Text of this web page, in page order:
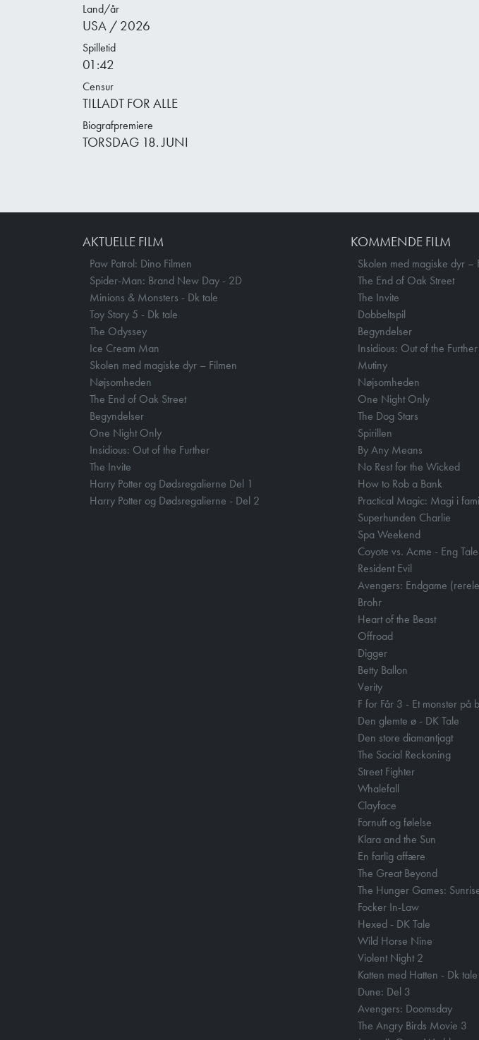
Land/år
USA / 2026
Spilletid
01:42
Censur
TILLADT FOR ALLE
Biografpremiere
TORSDAG 18. JUNI
AKTUELLE FILM
Paw Patrol: Dino Filmen
Spider-Man: Brand New Day - 2D
Minions & Monsters - Dk tale
Toy Story 5 - Dk tale
The Odyssey
Ice Cream Man
Skolen med magiske dyr – Filmen
Nøjsomheden
The End of Oak Street
Begyndelser
One Night Only
Insidious: Out of the Further
The Invite
Harry Potter og Dødsregalierne Del 1
Harry Potter og Dødsregalierne - Del 2
KOMMENDE FILM
Skolen med magiske dyr –
The End of Oak Street
The Invite
Dobbeltspil
Begyndelser
Insidious: Out of the Further
Mutiny
Nøjsomheden
One Night Only
The Dog Stars
Spirillen
By Any Means
No Rest for the Wicked
How to Rob a Bank
Practical Magic: Magi i
Superhunden Charlie
Spa Weekend
Coyote vs. Acme - Eng Tale
Resident Evil
Avengers: Endgame
Brohr
Heart of the Beast
Offroad
Digger
Betty Ballon
Verity
F for Får 3 - Et monster på
Den glemte ø - DK Tale
Den store diamantjagt
The Social Reckoning
Street Fighter
Whalefall
Clayface
Fornuft og følelse
Klara and the Sun
En farlig affære
The Great Beyond
The Hunger Games:
Focker In-Law
Hexed - DK Tale
Wild Horse Nine
Violent Night 2
Katten med Hatten - Dk tale
Dune: Del 3
Avengers: Doomsday
The Angry Birds Movie 3